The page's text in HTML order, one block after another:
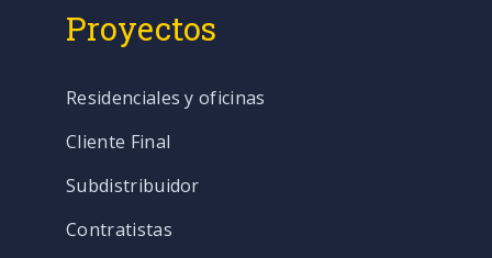
Proyectos
Residenciales y oficinas
Cliente Final
Subdistribuidor
Contratistas